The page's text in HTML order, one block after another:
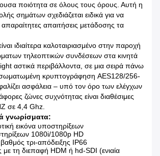
ποιότητα σε όλους τους όρους. Αυτή η
σημάτων σχεδιάζεται ειδικά για να
απαραίτητες απαιτήσεις μετάδοσης τα
ιδιαίτερα καλοταιριασμένο στην παροχή
τηλεοπτικών συνδέσεων στα κινητά
αστικά περιβάλλοντα, σε μια σειρά πάνω
κρυπτογράφηση AES128/256-
ασφάλεια – υπό τον όρο των ελέγχων
ζώνες συχνότητας είναι διαθέσιμες
σε 4,4 Ghz.
γνωρίσματα:
εικόνα υποστηρίξεων
1080i/1080p HD
τρι-απόδειξης IP66
τη διεπαφή HDM ή hd-SDI (ενιαία